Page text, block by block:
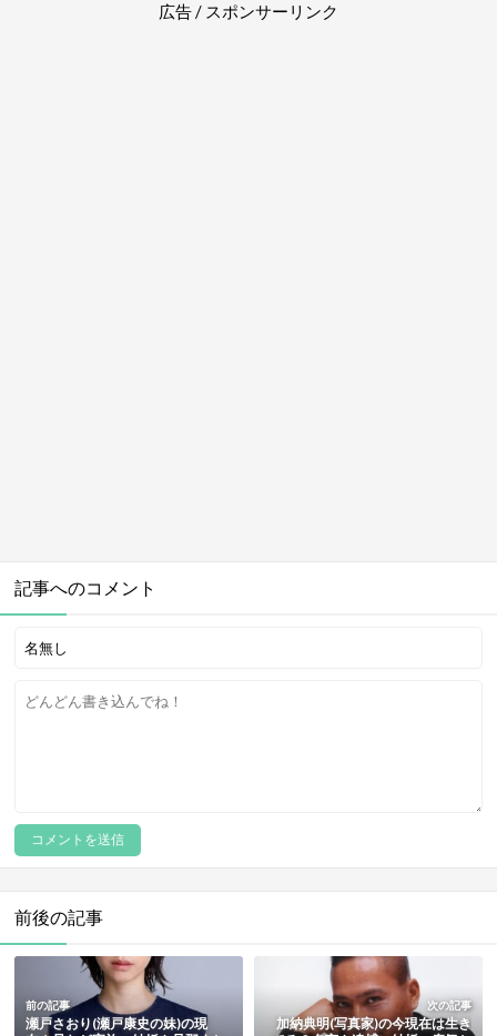
広告 / スポンサーリンク
記事へのコメント
前後の記事
前の記事
瀬戸さおり(瀬戸康史の妹)の現
次の記事
加納典明(写真家)の今現在は生き